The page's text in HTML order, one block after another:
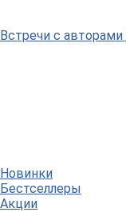
Встречи с авторами
Новинки
Бестселлеры
Акции